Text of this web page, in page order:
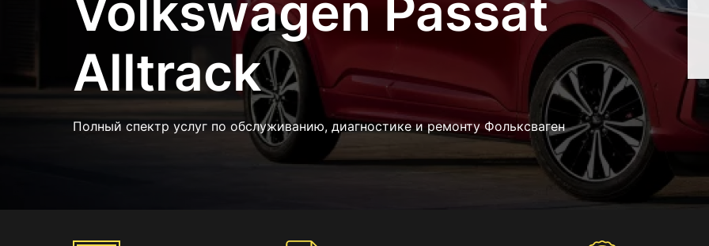
Alltrack
Полный спектр услуг по обслуживанию, диагностике и ремонту Фольксваген